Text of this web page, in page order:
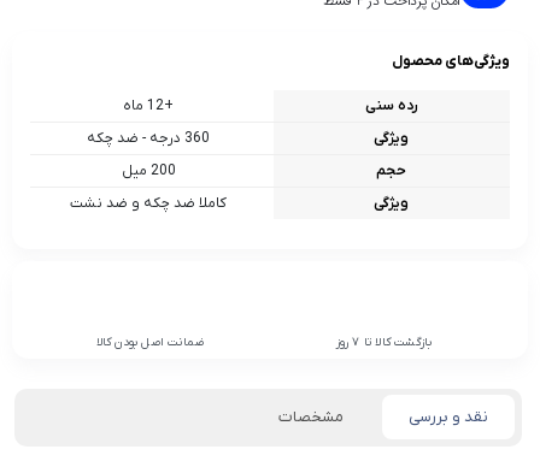
ویژگی‌های محصول
رده سنی
+12 ماه
ویژگی
360 درجه - ضد چکه
حجم
200 میل
ویژگی
کاملا ضد چکه و ضد نشت
بازگشت کالا تا 7 روز ضمانت اصل بودن کالا
نقد و بررسی مشخصات